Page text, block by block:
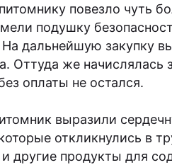
повезло чуть
подушку
дальнейшую закупку
Оттуда же начислялась
оплаты не остался.
выразили
откликнулись в
другие продукты для